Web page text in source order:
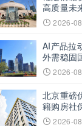
高质量未
2026-
AI产品拉
外需稳固
2026-
北京重磅
籍购房社
2026-